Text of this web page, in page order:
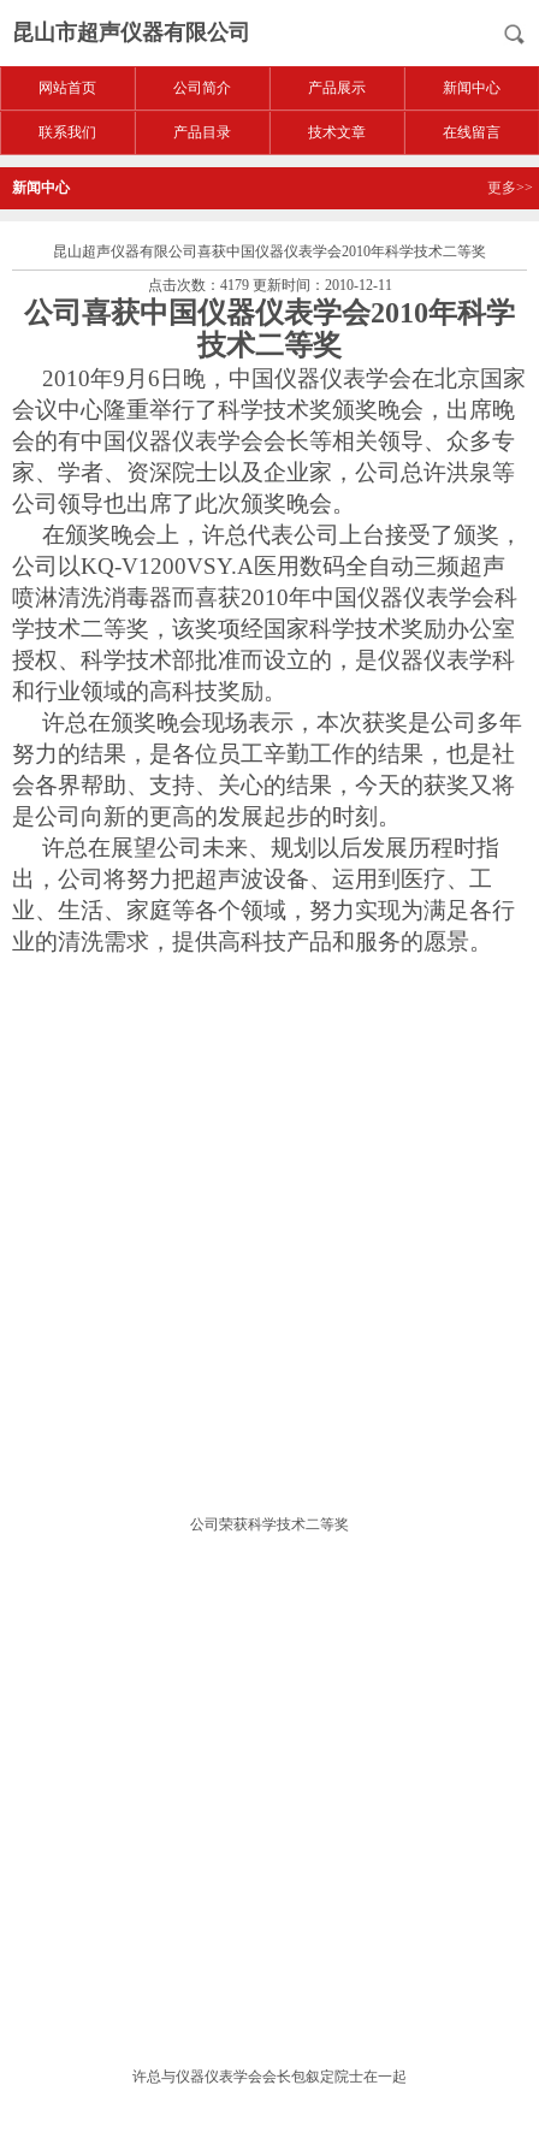
昆山市超声仪器有限公司
网站首页 公司简介 产品展示 新闻中心
联系我们 产品目录 技术文章 在线留言
新闻中心 更多>>
昆山超声仪器有限公司喜获中国仪器仪表学会2010年科学技术二等奖
点击次数：4179 更新时间：2010-12-11
公司喜获中国仪器仪表学会2010年科学
技术二等奖
2010年9月6日晚，中国仪器仪表学会在北京国家
会议中心隆重举行了科学技术奖颁奖晚会，出席晚
会的有中国仪器仪表学会会长等相关领导、众多专
家、学者、资深院士以及企业家，公司总许洪泉等
公司领导也出席了此次颁奖晚会。
在颁奖晚会上，许总代表公司上台接受了颁奖，
公司以KQ-V1200VSY.A医用数码全自动三频超声
喷淋清洗消毒器而喜获2010年中国仪器仪表学会科
学技术二等奖，该奖项经国家科学技术奖励办公室
授权、科学技术部批准而设立的，是仪器仪表学科
和行业领域的高科技奖励。
许总在颁奖晚会现场表示，本次获奖是公司多年
努力的结果，是各位员工辛勤工作的结果，也是社
会各界帮助、支持、关心的结果，今天的获奖又将
是公司向新的更高的发展起步的时刻。
许总在展望公司未来、规划以后发展历程时指
出，公司将努力把超声波设备、运用到医疗、工
业、生活、家庭等各个领域，努力实现为满足各行
业的清洗需求，提供高科技产品和服务的愿景。
公司荣获科学技术二等奖
许总与仪器仪表学会会长包叙定院士在一起